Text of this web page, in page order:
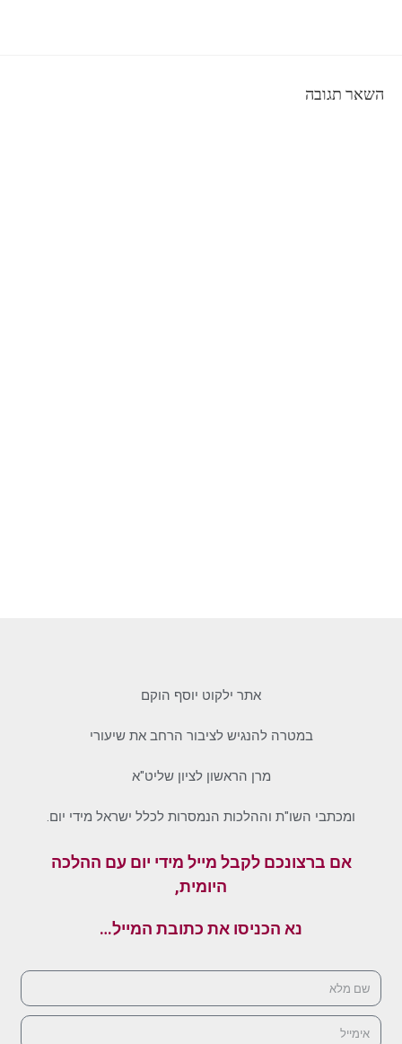
השאר תגובה
אתר ילקוט יוסף הוקם
במטרה להנגיש לציבור הרחב את שיעורי
מרן הראשון לציון שליט"א
ומכתבי השו"ת וההלכות הנמסרות לכלל ישראל מידי יום.
אם ברצונכם לקבל מייל מידי יום עם ההלכה
היומית,
נא הכניסו את כתובת המייל…